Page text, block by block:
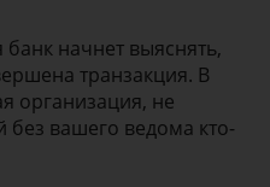
начнет выяснять,
транзакция. В
организация, не
без вашего ведома кто-